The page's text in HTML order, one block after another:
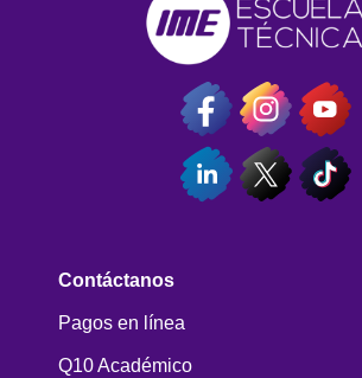
Contáctanos
Pagos en línea
Q10 Académico